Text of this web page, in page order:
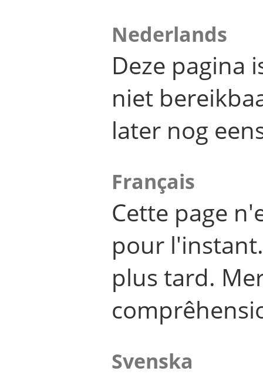
Nederlands
Deze pagina
niet
later nog
Français
Cette page
pour
plus tard.
Svenska